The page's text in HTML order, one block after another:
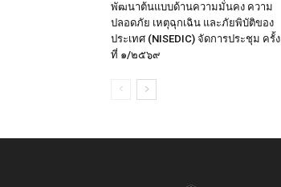
พัฒนาต้นแบบด้านความมั่นคง ความ
ปลอดภัย เหตุฉุกเฉิน และภัยพิบัติของ
ประเทศ (NISEDIC) จัดการประชุม ครั้ง
ที่ ๑/๒๕๖๙